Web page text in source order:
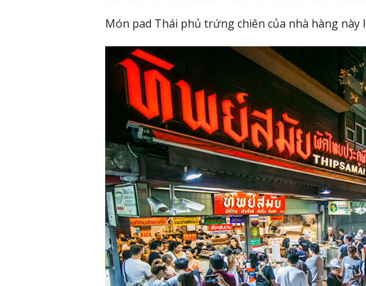
Món pad Thái phủ trứng chiên của nhà hàng